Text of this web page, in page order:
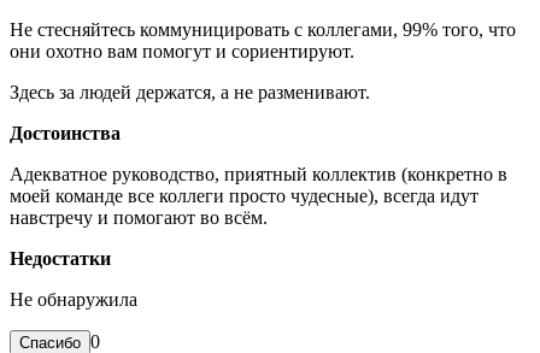
Не стесняйтесь коммуницировать с коллегами, 99% того, что
они охотно вам помогут и сориентируют.
Здесь за людей держатся, а не разменивают.
Достоинства
Адекватное руководство, приятный коллектив (конкретно в
моей команде все коллеги просто чудесные), всегда идут
навстречу и помогают во всём.
Недостатки
Не обнаружила
0